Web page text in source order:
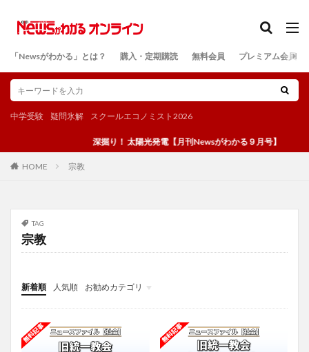
「Newsがわかる」とは？ 購入・定期購読 無料会員 プレミアム会員
中学受験 疑問氷解 スクールエコノミスト2026
深掘り！ 太陽光発電【月刊Newsがわかる９月号】
HOME 宗教
TAG
宗教
新着順 人気順
お勧めカテゴリ
投稿
学び
マンガ
電子書籍
検索